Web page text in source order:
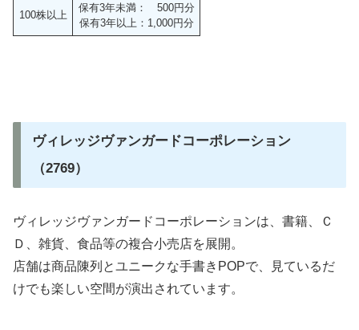
100株以上
保有3年未満： 500円分
保有3年以上：1,000円分
ヴィレッジヴァンガードコーポレーション
（2769）
ヴィレッジヴァンガードコーポレーションは、書籍、Ｃ
Ｄ、雑貨、食品等の複合小売店を展開。
店舗は商品陳列とユニークな手書きPOPで、見ているだ
けでも楽しい空間が演出されています。